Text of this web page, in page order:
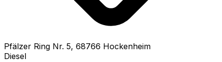
Pfälzer Ring Nr. 5, 68766 Hockenheim
Diesel